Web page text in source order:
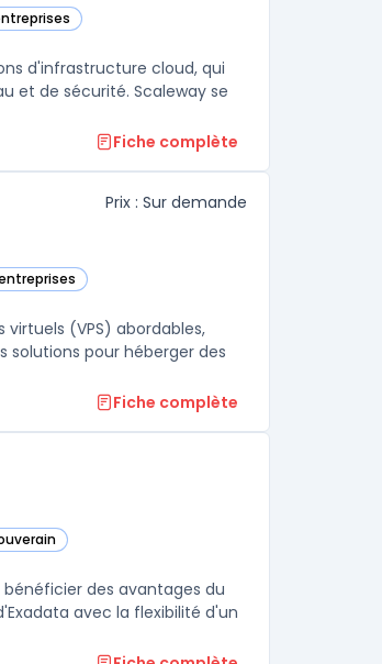
d'infrastructure cloud, qui
et de sécurité. Scaleway se
Fiche complète
Prix : Sur demande
(VPS) abordables,
solutions pour héberger des
Fiche complète
catégorie
des avantages du
avec la flexibilité d'un